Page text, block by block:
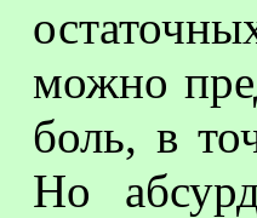
можно
боль, в
Но